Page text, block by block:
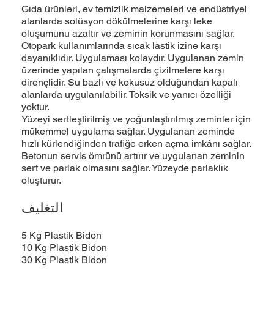
Gıda ürünleri, ev temizlik malzemeleri ve endüstriyel
alanlarda solüsyon dökülmelerine karşı leke
oluşumunu azaltır ve zeminin korunmasını sağlar.
Otopark kullanımlarında sıcak lastik izine karşı
dayanıklıdır. Uygulaması kolaydır. Uygulanan zemin
üzerinde yapılan çalışmalarda çizilmelere karşı
dirençlidir. Su bazlı ve kokusuz olduğundan kapalı
alanlarda uygulanılabilir. Toksik ve yanıcı özelliği
yoktur.
Yüzeyi sertleştirilmiş ve yoğunlaştırılmış zeminler için
mükemmel uygulama sağlar. Uygulanan zeminde
hızlı kürlendiğinden traﬁğe erken açma imkânı sağlar.
Betonun servis ömrünü artırır ve uygulanan zeminin
sert ve parlak olmasını sağlar. Yüzeyde parlaklık
oluşturur.
التغليف
5 Kg Plastik Bidon
10 Kg Plastik Bidon
30 Kg Plastik Bidon